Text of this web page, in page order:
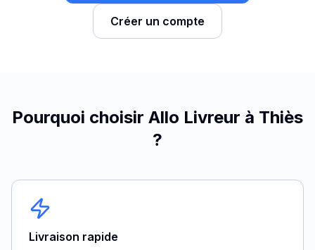
Créer un compte
Pourquoi choisir Allo Livreur à Thiès
?
Livraison rapide